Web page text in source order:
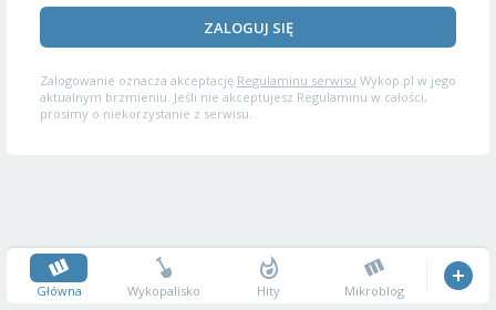
ZALOGUJ SIĘ
Zalogowanie oznacza akceptację Regulaminu serwisu Wykop.pl w jego
aktualnym brzmieniu. Jeśli nie akceptujesz Regulaminu w całości,
prosimy o niekorzystanie z serwisu.
Główna Wykopalisko Hity Mikroblog